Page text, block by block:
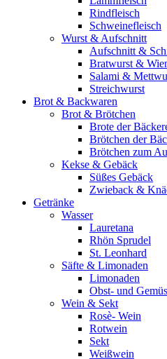
Rindfleisch
Schweinefleisch
Wurst & Aufschnitt
Aufschnitt &
Bratwurst &
Salami &
Streichwurst
Brot & Backwaren
Brot & Brötchen
Brote der
Brötchen der
Brötchen zum
Kekse & Gebäck
Süßes Gebäck
Zwieback &
Getränke
Wasser
Lauretana
Rhön Sprudel
St. Leonhard
Säfte & Limonaden
Limonaden
Obst- und
Wein & Sekt
Rosè- Wein
Rotwein
Sekt
Weißwein